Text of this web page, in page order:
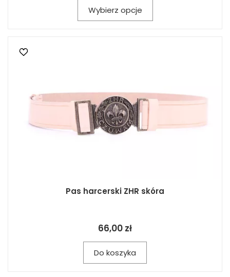
Wybierz opcje
Pas harcerski ZHR skóra
66,00 zł
Do koszyka